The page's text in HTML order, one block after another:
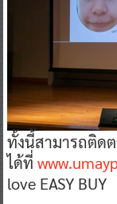
ทั้งนี้สามารถติด
ได้ที่
love EASY BUY